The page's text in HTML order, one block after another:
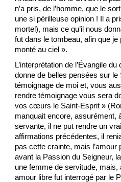
n’a pris, de l’homme, que le
une si périlleuse opinion ! Il a
mortel), mais ce qu’il nous
fut dans le tombeau, afin que
monté au ciel ».
L’interprétation de l’Évangile
donne de belles pensées sur
témoignage de moi et, vous
rendre témoignage vous sera
vos cœurs le Saint-Esprit »
manquait encore, assurément,
servante, il ne put rendre un
affirmations précédentes, il
pas cette crainte, mais
avant la Passion du Seigneur,
une femme de servitude,
amour libre fut interrogé par le